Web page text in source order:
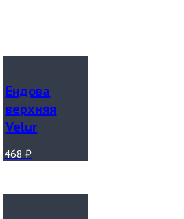
Ендова
верхняя
Velur
468₽